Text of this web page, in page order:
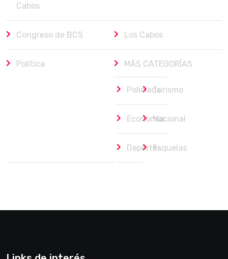
Cabos
Congreso de BCS Los Cabos
Política MÁS CATEGORÍAS
PoliciacaTurismo
EconomíaNacional
DeportesEsquelas